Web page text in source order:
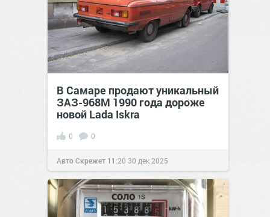
В Самаре продают уникальный
ЗАЗ-968М 1990 года дороже
новой Lada Iskra
0 0
Авто Скрежет 11:20 30 дек 2025